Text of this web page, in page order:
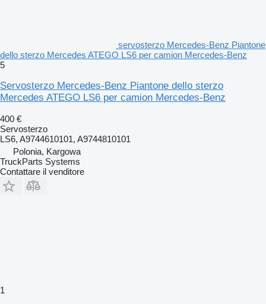
servosterzo Mercedes-Benz Piantone
dello sterzo Mercedes ATEGO LS6 per camion Mercedes-Benz
5
Servosterzo Mercedes-Benz Piantone dello sterzo
Mercedes ATEGO LS6 per camion Mercedes-Benz
400 €
Servosterzo
LS6, A9744610101, A9744810101
Polonia, Kargowa
TruckParts Systems
Contattare il venditore
1